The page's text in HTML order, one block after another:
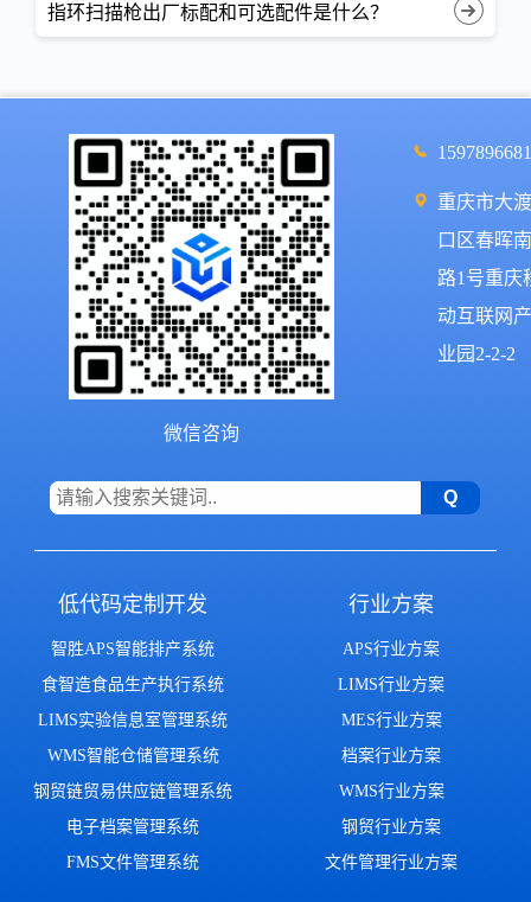
指环扫描枪出厂标配和可选配件是什么？
微信咨询
重庆市大渡
口区春晖南
路1号重庆
动互联网产
业园2-2-2
低代码定制开发
智胜APS智能排产系统
食智造食品生产执行系统
LIMS实验信息室管理系统
WMS智能仓储管理系统
钢贸链贸易供应链管理系统
电子档案管理系统
FMS文件管理系统
行业方案
APS行业方案
LIMS行业方案
MES行业方案
档案行业方案
WMS行业方案
钢贸行业方案
文件管理行业方案